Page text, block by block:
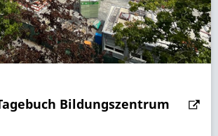
Bildungszentrum